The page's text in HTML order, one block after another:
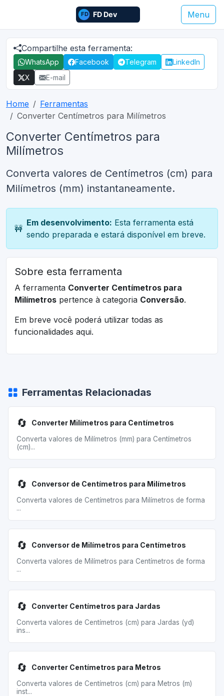
Menu
Compartilhe esta ferramenta:
WhatsApp Facebook Telegram
LinkedIn
X
E-mail
Home
Ferramentas
Converter Centímetros para Milímetros
Converter Centímetros para
Milímetros
Converta valores de Centímetros (cm) para
Milímetros (mm) instantaneamente.
🚧
Em desenvolvimento: Esta ferramenta está
sendo preparada e estará disponível em breve.
Sobre esta ferramenta
A ferramenta Converter Centímetros para
Milímetros pertence à categoria Conversão.
Em breve você poderá utilizar todas as
funcionalidades aqui.
Ferramentas Relacionadas
🔄 Converter Milímetros para Centímetros
Converta valores de Milímetros (mm) para Centímetros
(cm)...
🔄 Conversor de Centímetros para Milímetros
Converta valores de Centímetros para Milímetros de forma
...
🔄 Conversor de Milímetros para Centímetros
Converta valores de Milímetros para Centímetros de forma
...
🔄 Converter Centímetros para Jardas
Converta valores de Centímetros (cm) para Jardas (yd)
ins...
🔄 Converter Centímetros para Metros
Converta valores de Centímetros (cm) para Metros (m)
inst...